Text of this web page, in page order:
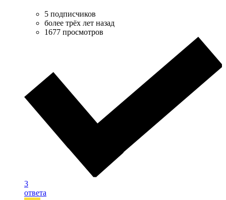
5 подписчиков
более трёх лет назад
1677 просмотров
3
ответа